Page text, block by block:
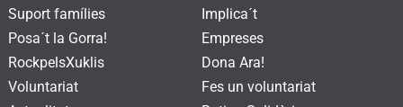
Suport famílies
Posa´t la Gorra!
RockpelsXuklis
Voluntariat
Implica´t
Empreses
Dona Ara!
Fes un voluntariat